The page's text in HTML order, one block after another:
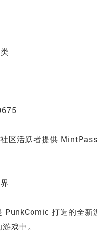
区活跃者提供
PunkComic 打造的全新
戏中。